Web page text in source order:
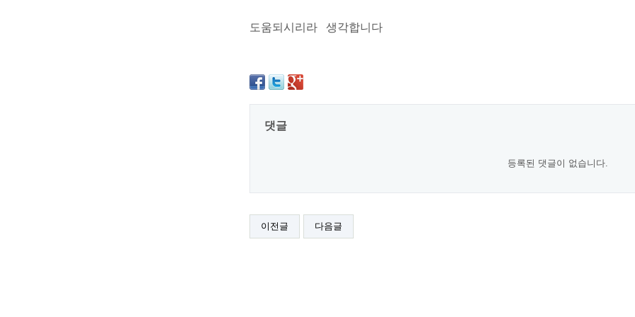
도움되시리라 생각합니다
댓글
등록된 댓글이 없습니다.
이전글 다음글